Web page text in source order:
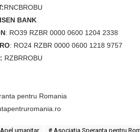
RNCBROBU
BANK
: RO39 RZBR 0000 0600 1204 2338
: RO24 RZBR 0000 0600 1218 9757
RZBRROBU
pentru Romania
umanitar # Asociatia Speranta pentru